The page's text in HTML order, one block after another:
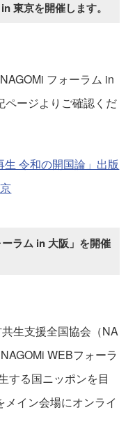
東京を開催します。
フォーラム in
ページよりご確認くだ
令和の開国論」出版
ラム in 大阪」を開催
生支援全国協会（NA
WEBフォーラ
する国ニッポンを目
イン会場にオンライ